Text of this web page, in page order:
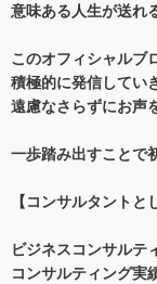
意味ある人生が送れ
このオフィシャルブ
積極的に発信してい
遠慮なさらずにお声
一歩踏み出すことで
【コンサルタントと
ビジネスコンサルテ
コンサルティング実